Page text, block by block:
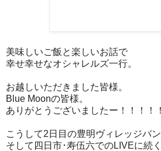
美味しいご飯と楽しいお話で
幸せ幸せなオシャレルズ一行。
お越しいただきました皆様。
Blue Moonの皆様。
ありがとうございましたー！！！！！
こうして2日目の豊明ヴィレッジバ
そして四日市･寿伍六でのLIVEに続